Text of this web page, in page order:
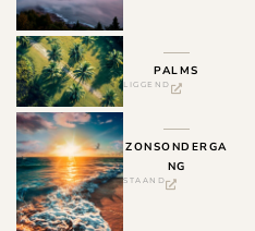
PALMS
LIGGEND
ZONSONDERGA
NG
STAAND